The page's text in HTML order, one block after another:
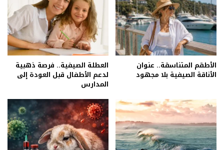
الأطقم المتناسقة.. عنوان
الأناقة الصيفية بلا مجهود
العطلة الصيفية.. فرصة ذهبية
لدعم الأطفال قبل العودة إلى
المدارس